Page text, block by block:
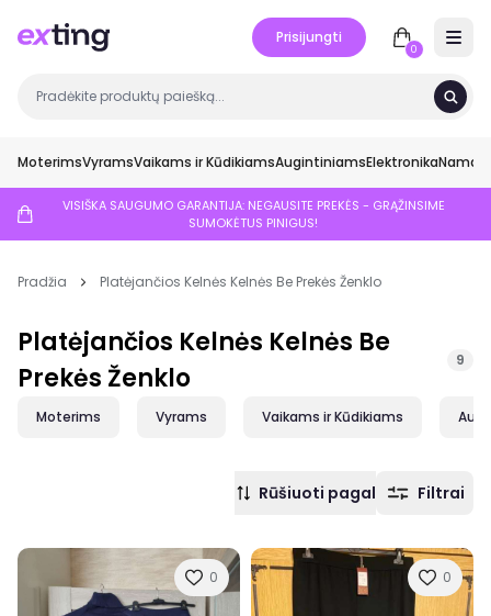
Prisijungti
0
MoterimsVyramsVaikams ir KūdikiamsAugintiniamsElektronikaNamai
VISIŠKA SAUGUMO GARANTIJA: NEGAUSITE PREKĖS - GRĄŽINSIME
SUMOKĖTUS PINIGUS!
Pradžia Platėjančios Kelnės Kelnės Be Prekės Ženklo
Platėjančios Kelnės Kelnės Be
Prekės Ženklo
9
Moterims Vyrams Vaikams ir Kūdikiams
Rūšiuoti pagal Filtrai
0 0